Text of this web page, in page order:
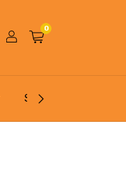
0
Seja um Franqueado